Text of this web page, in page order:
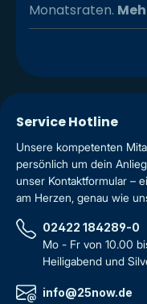
Monatsraten.
Service Hotline
Unsere kompetenten
persönlich um dein
unser Kontaktformular –
am Herzen, genau wie
02422 184289-0
Mo - Fr von 10.00
Heiligabend und
info@25now.de